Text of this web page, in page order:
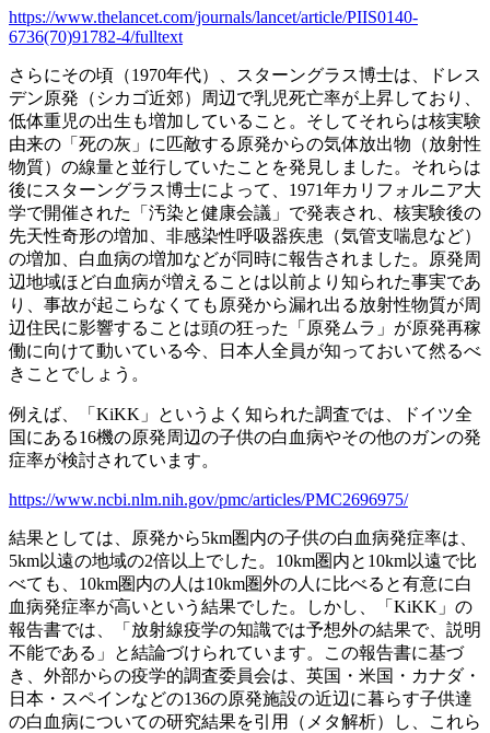
https://www.thelancet.com/journals/lancet/article/PIIS0140-
6736(70)91782-4/fulltext
さらにその頃（1970年代）、スターングラス博士は、ドレス
デン原発（シカゴ近郊）周辺で乳児死亡率が上昇しており、
低体重児の出生も増加していること。そしてそれらは核実験
由来の「死の灰」に匹敵する原発からの気体放出物（放射性
物質）の線量と並行していたことを発見しました。それらは
後にスターングラス博士によって、1971年カリフォルニア大
学で開催された「汚染と健康会議」で発表され、核実験後の
先天性奇形の増加、非感染性呼吸器疾患（気管支喘息など）
の増加、白血病の増加などが同時に報告されました。原発周
辺地域ほど白血病が増えることは以前より知られた事実であ
り、事故が起こらなくても原発から漏れ出る放射性物質が周
辺住民に影響することは頭の狂った「原発ムラ」が原発再稼
働に向けて動いている今、日本人全員が知っておいて然るべ
きことでしょう。
例えば、「KiKK」というよく知られた調査では、ドイツ全
国にある16機の原発周辺の子供の白血病やその他のガンの発
症率が検討されています。
https://www.ncbi.nlm.nih.gov/pmc/articles/PMC2696975/
結果としては、原発から5km圏内の子供の白血病発症率は、
5km以遠の地域の2倍以上でした。10km圏内と10km以遠で比
べても、10km圏内の人は10km圏外の人に比べると有意に白
血病発症率が高いという結果でした。しかし、「KiKK」の
報告書では、「放射線疫学の知識では予想外の結果で、説明
不能である」と結論づけられています。この報告書に基づ
き、外部からの疫学的調査委員会は、英国・米国・カナダ・
日本・スペインなどの136の原発施設の近辺に暮らす子供達
の白血病についての研究結果を引用（メタ解析）し、これら